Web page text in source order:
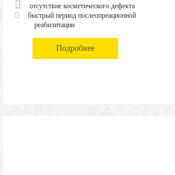
отсутствие косметического дефекта
быстрый период послеопреационной
реабилитации
Подробнее